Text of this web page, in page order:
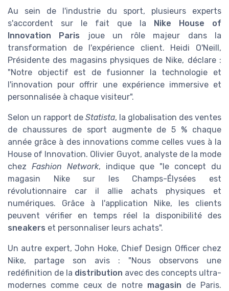
Au sein de l'industrie du sport, plusieurs experts
s'accordent sur le fait que la
Nike House of
Innovation Paris joue un rôle majeur dans la
transformation de l'expérience client. Heidi O'Neill,
Présidente des magasins physiques de Nike, déclare :
"Notre objectif est de fusionner la technologie et
l'innovation pour offrir une expérience immersive et
personnalisée à chaque visiteur".
Selon un rapport de Statista, la globalisation des ventes
de chaussures de sport augmente de 5 % chaque
année grâce à des innovations comme celles vues à la
House of Innovation. Olivier Guyot, analyste de la mode
chez Fashion Network, indique que "le concept du
magasin Nike sur les Champs-Élysées est
révolutionnaire car il allie achats physiques et
numériques. Grâce à l'application Nike, les clients
peuvent vérifier en temps réel la disponibilité des
sneakers et personnaliser leurs achats".
Un autre expert, John Hoke, Chief Design Officer chez
Nike, partage son avis : "Nous observons une
redéfinition de la distribution avec des concepts ultra-
modernes comme ceux de notre magasin de Paris.